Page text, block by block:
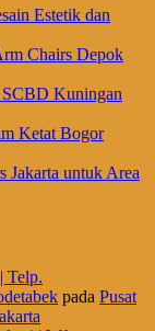
Estetik dan
Chairs Depok
Kuningan
Ketat Bogor
Jakarta untuk Area
Telp.
pada Pusat